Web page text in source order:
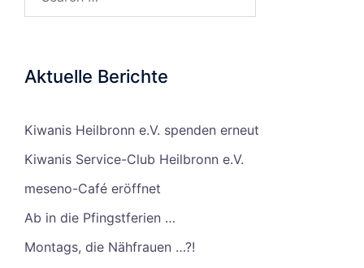
Aktuelle Berichte
Kiwanis Heilbronn e.V. spenden erneut
Kiwanis Service-Club Heilbronn e.V.
meseno-Café eröffnet
Ab in die Pfingstferien …
Montags, die Nähfrauen …?!